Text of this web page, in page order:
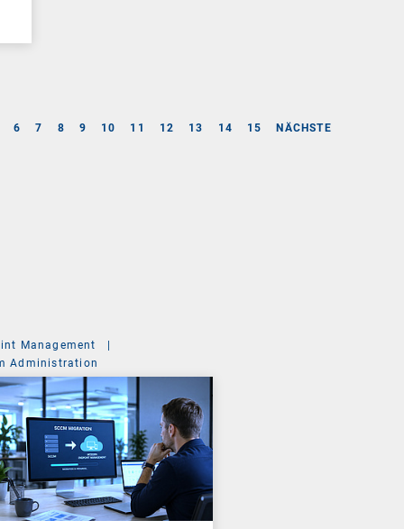
6 7 8 9 10 11 12 13 14 15 NÄCHSTE
Management
|
Administration